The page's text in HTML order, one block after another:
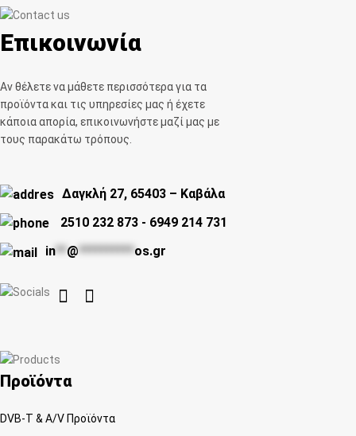
Επικοινωνία
Αν θέλετε να μάθετε περισσότερα για τα
προϊόντα και τις υπηρεσίες μας ή έχετε
κάποια απορία, επικοινωνήστε μαζί μας με
τους παρακάτω τρόπους.
Δαγκλή 27, 65403 – Καβάλα
2510 232 873 - 6949 214 731
in**@**********os.gr
 
Προϊόντα
DVB-T & A/V Προϊόντα